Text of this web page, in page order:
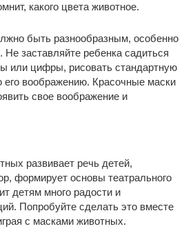
какого цвета животное.
быть разнообразным, особенно
заставляйте ребенка садиться
или цифры, рисовать стандартную
его воображению. Красочные маски
свое воображение и
развивает речь детей,
формирует основы театрального
детям много радости и
Попробуйте сделать это вместе
с масками животных.